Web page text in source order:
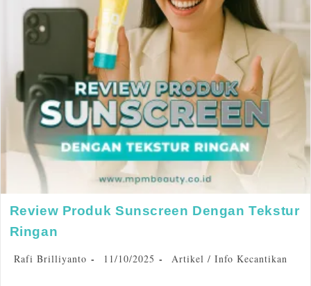
Review Produk Sunscreen Dengan Tekstur
Ringan
Rafi Brilliyanto 11/10/2025 Artikel / Info Kecantikan